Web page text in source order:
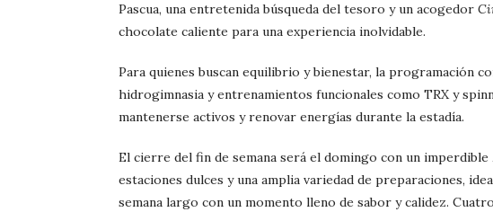
Pascua, una entretenida búsqueda del tesoro y un acogedor
chocolate caliente para una experiencia inolvidable.
Para quienes buscan equilibrio y bienestar, la programación
hidrogimnasia y entrenamientos funcionales como TRX y
mantenerse activos y renovar energías durante la estadía.
El cierre del fin de semana será el domingo con un imperdible
estaciones dulces y una amplia variedad de preparaciones,
semana largo con un momento lleno de sabor y calidez.